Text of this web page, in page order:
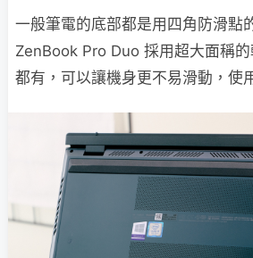
一般筆電的底部都是用四角防滑點
ZenBook Pro Duo 採用超大面稱
都有，可以讓機身更不易滑動，使